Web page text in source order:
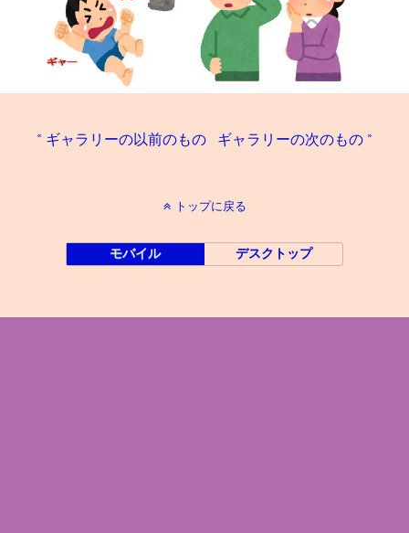
« ギャラリーの以前のもの ギャラリーの次のもの »
トップに戻る
モバイル デスクトップ